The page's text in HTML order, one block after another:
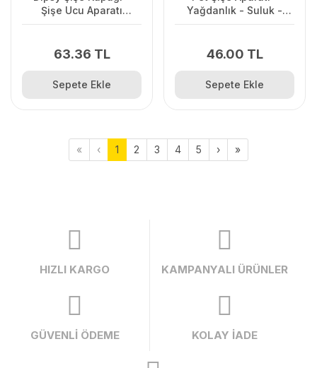
Şişe Ucu Aparatı
63.36 TL
Sepete Ekle
Yağdanlık - Suluk -
46.00 TL
Sepete Ekle
« ‹ 1 2 3 4 5 › »
HIZLI KARGO KAMPANYALI ÜRÜNLER
GÜVENLİ ÖDEME KOLAY İADE